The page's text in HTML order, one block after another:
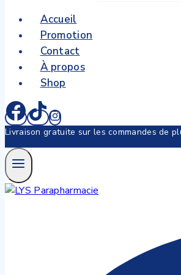
Accueil
Promotion
Contact
À propos
Shop
Livraison gratuite sur les commandes de